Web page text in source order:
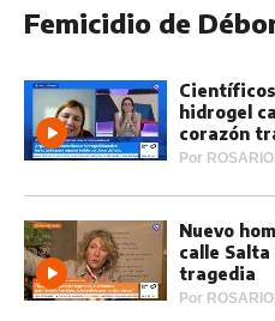
Femicidio de
hidrogel
corazón
Por
Nuevo
calle Salta
tragedia
Por